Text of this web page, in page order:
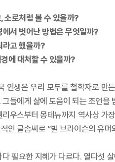
소로처럼 볼 수 있을까?
서 벗어난 방법은 무엇일까?
라고 했을까?
에 대처할 수 있을까?
인생은 우리 모두를 철학자로
들에게 삶에 도움이 되는 조언을
리우스부터 몽테뉴까지 역사상
인 글솜씨로 “빌 브라이슨의 유
필요한 지혜가 다르다. 열다섯